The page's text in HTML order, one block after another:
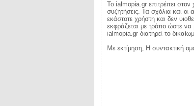
Το ialmopia.gr επιτρέπει στον
συζητήσεις. Τα σχόλια και οι
εκάστοτε χρήστη και δεν
εκφράζεται με τρόπο ώστε να
ialmopia.gr διατηρεί το
Με εκτίμηση, Η συντακτική